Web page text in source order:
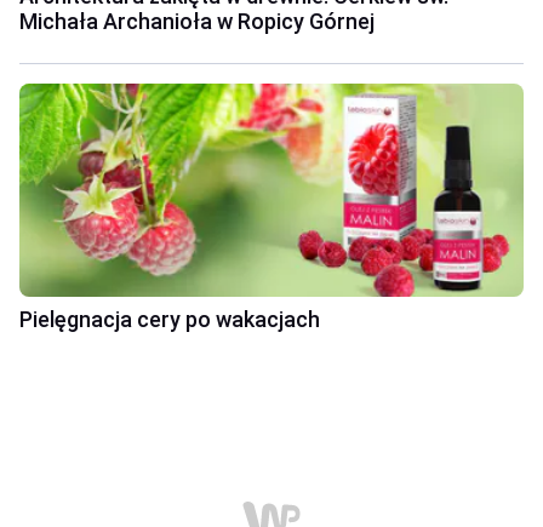
Michała Archanioła w Ropicy Górnej
Pielęgnacja cery po wakacjach